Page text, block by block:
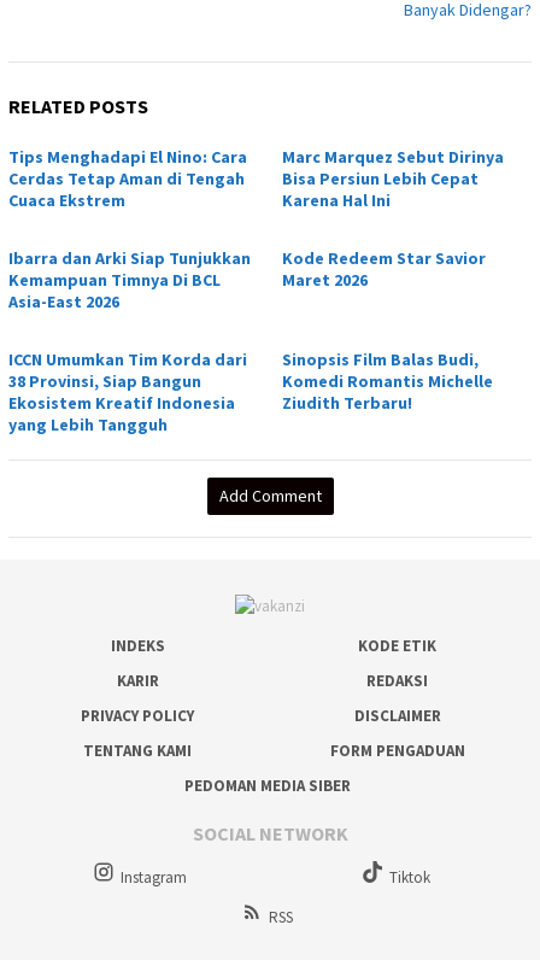
Banyak Didengar?
RELATED POSTS
Tips Menghadapi El Nino: Cara
Cerdas Tetap Aman di Tengah
Cuaca Ekstrem
Marc Marquez Sebut Dirinya
Bisa Persiun Lebih Cepat
Karena Hal Ini
Ibarra dan Arki Siap Tunjukkan
Kemampuan Timnya Di BCL
Asia-East 2026
Kode Redeem Star Savior
Maret 2026
ICCN Umumkan Tim Korda dari
38 Provinsi, Siap Bangun
Ekosistem Kreatif Indonesia
yang Lebih Tangguh
Sinopsis Film Balas Budi,
Komedi Romantis Michelle
Ziudith Terbaru!
Add Comment
INDEKS
KODE ETIK
KARIR
REDAKSI
PRIVACY POLICY
DISCLAIMER
TENTANG KAMI
FORM PENGADUAN
PEDOMAN MEDIA SIBER
SOCIAL NETWORK
Instagram
Tiktok
RSS